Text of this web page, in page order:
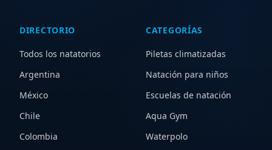
DIRECTORIO
Todos los natatorios
Argentina
México
Chile
Colombia
CATEGORÍAS
Piletas climatizadas
Natación para niños
Escuelas de natación
Aqua Gym
Waterpolo